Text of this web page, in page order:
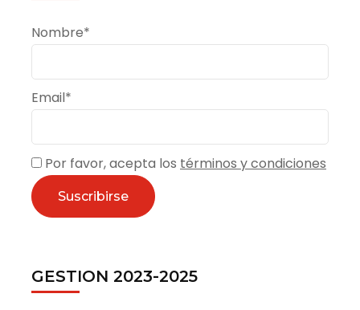
Nombre*
Email*
Por favor, acepta los términos y condiciones
GESTION 2023-2025